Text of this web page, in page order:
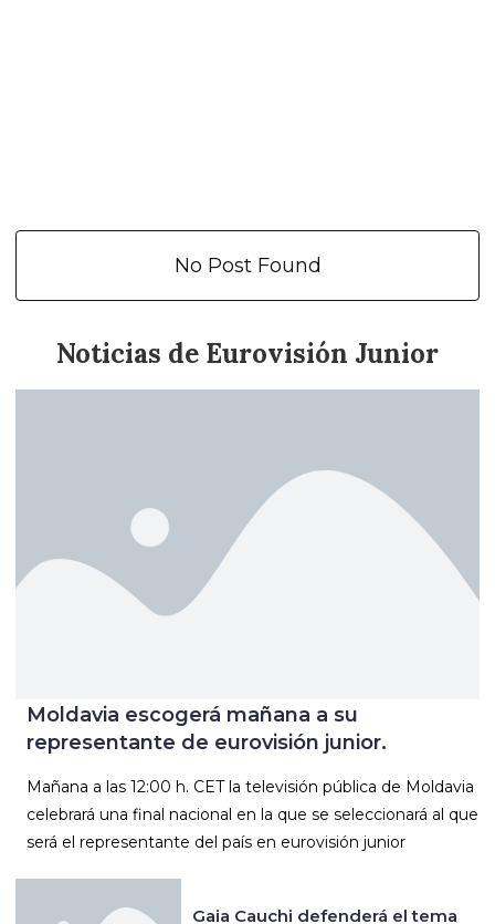
No Post Found
Noticias de Eurovisión Junior
Moldavia escogerá mañana a su
representante de eurovisión junior.
Mañana a las 12:00 h. CET la televisión pública de Moldavia
celebrará una final nacional en la que se seleccionará al que
será el representante del país en eurovisión junior
Gaia Cauchi defenderá el tema